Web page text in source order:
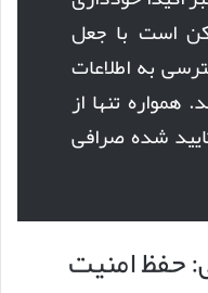
است با جعل
به اطلاعات
تنها از
شده صرافی
حفظ امنیت